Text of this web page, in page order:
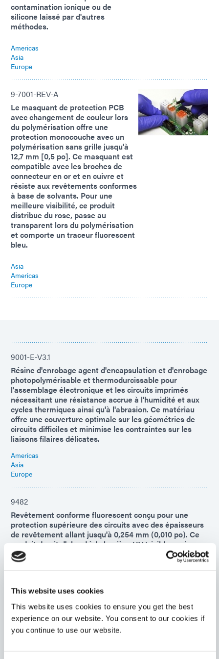
This website uses cookies
This website uses cookies to ensure you get the best
experience on our website. You consent to our cookies if
you continue to use our website.
contamination ionique ou de
silicone laissé par d'autres
méthodes.
Americas
Asia
Europe
9-7001-REV-A
Le masquant de protection PCB
avec changement de couleur lors
du polymérisation offre une
protection monocouche avec un
polymérisation sans grille jusqu'à
12,7 mm [0,5 po]. Ce masquant est
compatible avec les broches de
connecteur en or et en cuivre et
résiste aux revêtements conformes
à base de solvants. Pour une
meilleure visibilité, ce produit
distribue du rose, passe au
transparent lors du polymérisation
et comporte un traceur fluorescent
bleu.
Asia
Americas
Europe
9001-E-V3.1
Résine d'enrobage agent d'encapsulation et d'enrobage
photopolymérisable et thermodurcissable pour
l'assemblage électronique et les circuits imprimés
nécessitant une résistance accrue à l'humidité et aux
cycles thermiques ainsi qu'à l'abrasion. Ce matériau
offre une couverture optimale sur les géométries de
circuits difficiles et minimise les contraintes sur les
liaisons filaires délicates.
Americas
Asia
Europe
9482
Revêtement conforme fluorescent conçu pour une
protection supérieure des circuits avec des épaisseurs
de revêtement allant jusqu'à 0,254 mm (0,010 po). Ce
produit durcit d'abord à la lumière UV/visible , puis au
fil du temps avec un polymérisation secondaire à
l'humidité ambiante. Indice d'inflammabilité UL 94 V-0.
Americas
9-20558-REV-A
Matériau agent d'encapsulation et de revêtement